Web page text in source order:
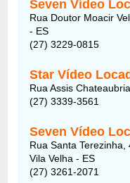
Seven Vídeo
Rua Doutor Moacir
- ES
(27) 3229-0815
Star Vídeo
Rua Assis
(27) 3339-3561
Seven Vídeo
Rua Santa
Vila Velha - ES
(27) 3261-2071